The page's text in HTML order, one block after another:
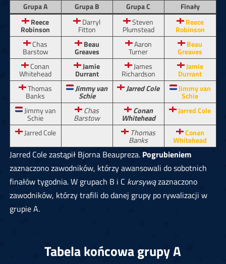
Grupa A Grupa B Grupa C
Finały
Reece
Robinson
Darryl
Fitton
Steven
Plumstead
Reece
Robinson
Chas
Barstow
Beau
Greaves
Aaron
Turner
Beau
Greaves
Conan
Whitehead
Jamie
Durrant
James
Richardson
Jamie
Durrant
Thomas
Banks
Jimmy van
Schie
Jarred Cole Jimmy van
Schie
Jimmy van
Schie
Chas
Barstow
Conan
Whitehead
Jarred Cole
Jarred Cole
Thomas
Banks
Conan
Whitehead
Jarred Cole zastąpił Bjorna Beaupreza. Pogrubieniem
zaznaczono zawodników, którzy awansowali do sobotnich
finałów tygodnia. W grupach B i C kursywązaznaczono
zawodników, którzy trafili do danej grupy po rywalizacji w
grupie A.
Tabela końcowa grupy A